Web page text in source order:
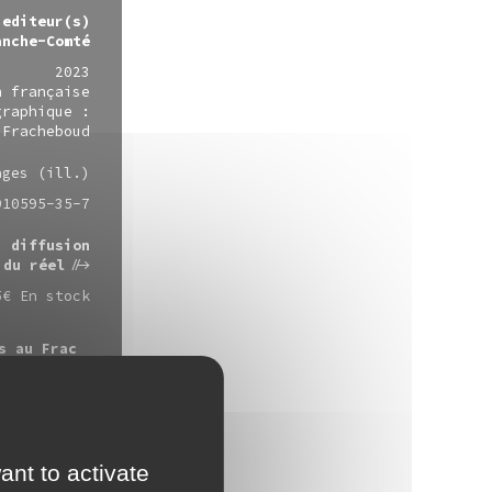
editeur(s)
Comté
2023
française
:
(ill.)
35-7
diffusion
du réel
En stock
au Frac
conçu
cette
to activate